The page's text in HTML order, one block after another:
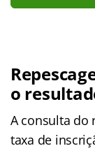
o
A consulta do
taxa de